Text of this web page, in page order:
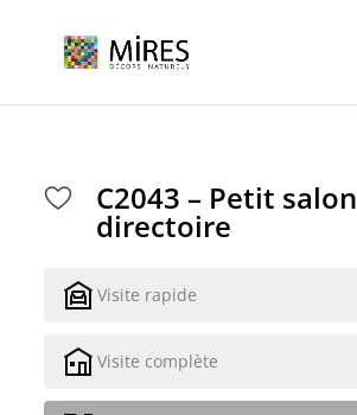
C2043 – Petit salon
directoire
Visite rapide
Visite complète